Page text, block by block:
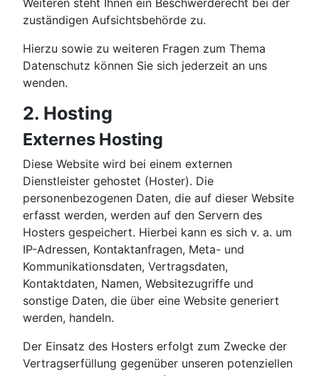
Weiteren steht Ihnen ein Beschwerderecht bei der
zuständigen Aufsichtsbehörde zu.
Hierzu sowie zu weiteren Fragen zum Thema
Datenschutz können Sie sich jederzeit an uns
wenden.
2. Hosting
Externes Hosting
Diese Website wird bei einem externen
Dienstleister gehostet (Hoster). Die
personenbezogenen Daten, die auf dieser Website
erfasst werden, werden auf den Servern des
Hosters gespeichert. Hierbei kann es sich v. a. um
IP-Adressen, Kontaktanfragen, Meta- und
Kommunikationsdaten, Vertragsdaten,
Kontaktdaten, Namen, Websitezugriffe und
sonstige Daten, die über eine Website generiert
werden, handeln.
Der Einsatz des Hosters erfolgt zum Zwecke der
Vertragserfüllung gegenüber unseren potenziellen